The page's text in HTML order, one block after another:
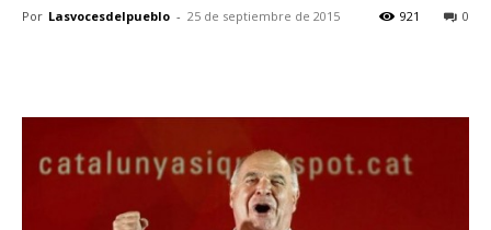
Por Lasvocesdelpueblo - 25 de septiembre de 2015 0
921